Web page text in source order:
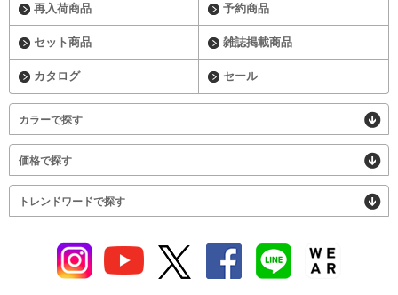
再入荷商品 予約商品
セット商品 雑誌掲載商品
カタログ セール
カラーで探す
価格で探す
トレンドワードで探す